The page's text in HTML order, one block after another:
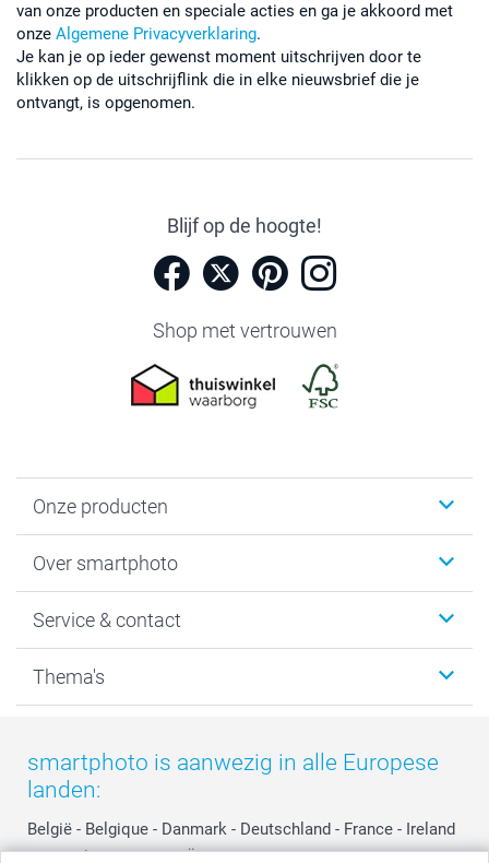
van onze producten en speciale acties en ga je akkoord met
onze Algemene Privacyverklaring.
Je kan je op ieder gewenst moment uitschrijven door te
klikken op de uitschrijflink die in elke nieuwsbrief die je
ontvangt, is opgenomen.
Blijf op de hoogte!
Shop met vertrouwen
Onze producten
Fotoboeken
Fotocadeaus
Kaarten
Over smartphoto
Vacatures
Bestelproces
Privacy
Cookiebeleid
Reviews
Prijslijst
Service & contact
Tevredenheidsgarantie
smartbonus
smartfriends
service@smartphoto.nl
Affiliate partnerprogramma
Thema's
Moederdag
Vaderdag
Huwelijk
smartphoto is aanwezig in alle Europese
landen:
België - Belgique - Danmark - Deutschland - France - Ireland
- Nederland - Norge - Österreich - Schweiz - Suisse -